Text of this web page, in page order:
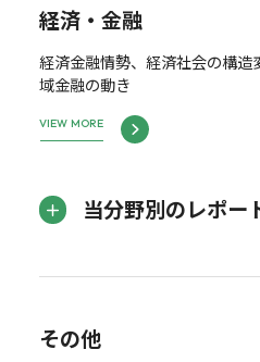
経済・金融
経済金融情勢、経済社会の構
域金融の動き
VIEW MORE
当分野別のレポー
その他